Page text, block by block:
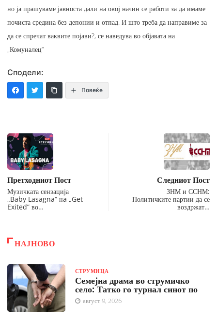
но ја прашуваме јавноста дали на овој начин се работи за да имаме
почиста средина без депонии и отпад. И што треба да направиме за
да се спречат ваквите појави?, се наведува во објавата на
„Комуналец“
Сподели:
Повеќе
Претходниот Пост
Музичката сензација
„Baby Lasagna“ нa „Get
Exited” во…
Следниот Пост
ЗНМ и ССНМ:
Политичките партии да се
воздржат…
НАЈНОВО
СТРУМИЦА
Семејна драма во струмичко
село: Татко го турнал синот по
август 9, 2026